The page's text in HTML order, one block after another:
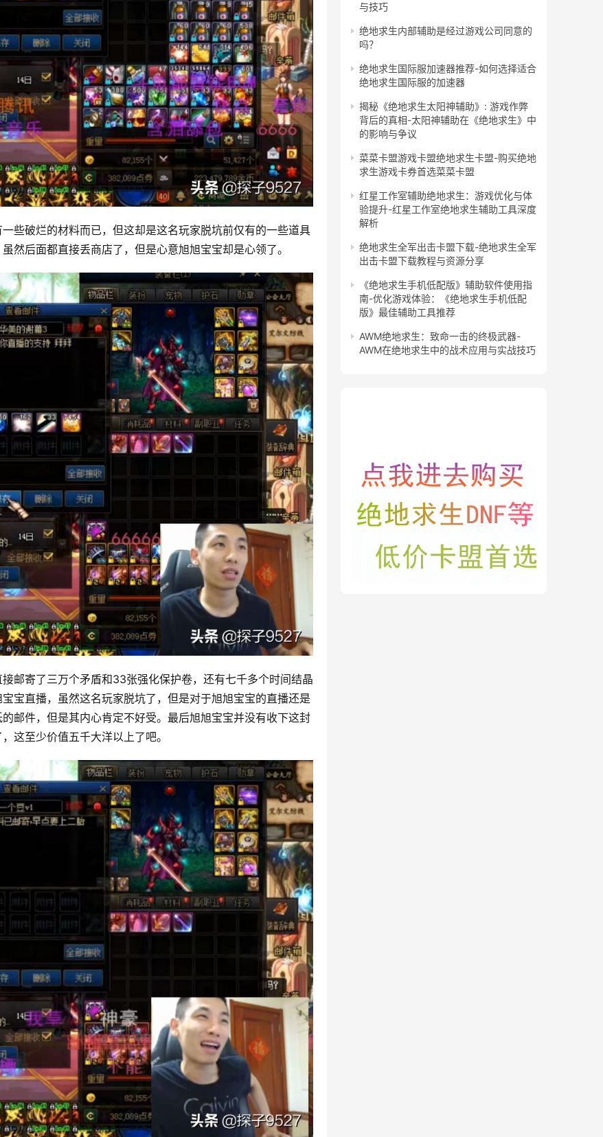
些破烂的材料而已，但这却是这名玩家脱坑前仅有的一些道具
然后面都直接丢商店了，但是心意旭旭宝宝却是心领了。
邮寄了三万个矛盾和33张强化保护卷，还有七千多个时间结晶
宝直播，虽然这名玩家脱坑了，但是对于旭旭宝宝的直播还是
邮件，但是其内心肯定不好受。最后旭旭宝宝并没有收下这封
这至少价值五千大洋以上了吧。
与技巧
绝地求生内部辅助是经过游戏公司同意的
吗？
绝地求生国际服加速器推荐-如何选择适合
绝地求生国际服的加速器
揭秘《绝地求生太阳神辅助》: 游戏作弊
背后的真相-太阳神辅助在《绝地求生》中
的影响与争议
菜菜卡盟游戏卡盟绝地求生卡盟-购买绝地
求生游戏卡券首选菜菜卡盟
红星工作室辅助绝地求生：游戏优化与体
验提升-红星工作室绝地求生辅助工具深度
解析
绝地求生全军出击卡盟下载-绝地求生全军
出击卡盟下载教程与资源分享
《绝地求生手机低配版》辅助软件使用指
南-优化游戏体验：《绝地求生手机低配
版》最佳辅助工具推荐
AWM绝地求生：致命一击的终极武器-
AWM在绝地求生中的战术应用与实战技巧